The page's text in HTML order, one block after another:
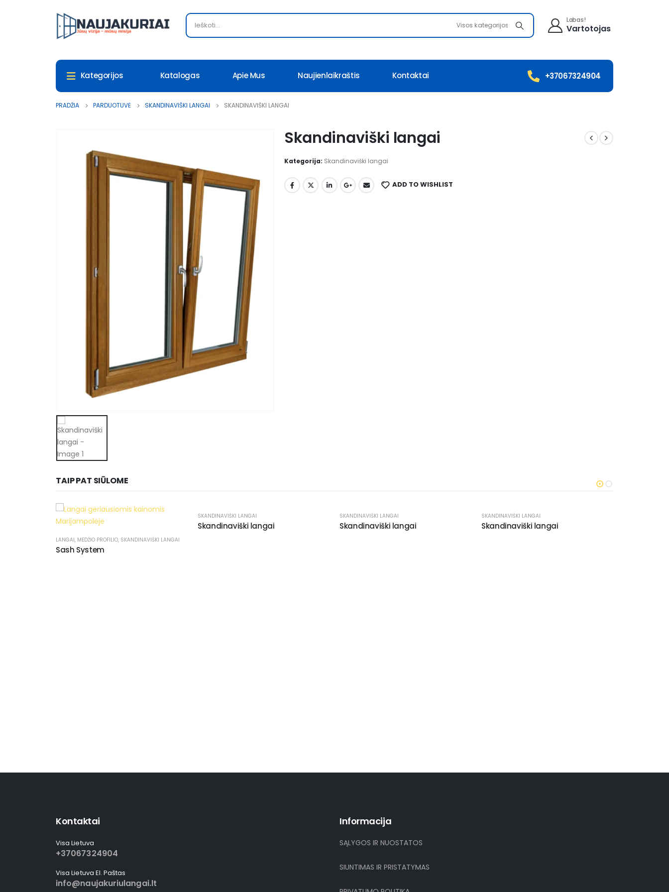
Visos kategorijos
Labas!
Vartotojas
Kategorijos Katalogas Apie Mus Naujienlaikraštis Kontaktai +37067324904
PRADŽIA PARDUOTUVĖ SKANDINAVIŠKI LANGAI SKANDINAVIŠKI LANGAI
Skandinaviški langai
Kategorija: Skandinaviški langai
ADD TO WISHLIST
TAIP PAT SIŪLOME
LANGAI, MEDŽIO PROFILIO, SKANDINAVIŠKI LANGAI
Sash System
SKANDINAVIŠKI LANGAI
Skandinaviški langai
SKANDINAVIŠKI LANGAI
Skandinaviški langai
SKANDINAVIŠKI LANGAI
Skandinaviški langai
Kontaktai
Visa Lietuva
+37067324904
Visa Lietuva El. Paštas
info@naujakuriulangai.lt
Informacija
SĄLYGOS IR NUOSTATOS
SIUNTIMAS IR PRISTATYMAS